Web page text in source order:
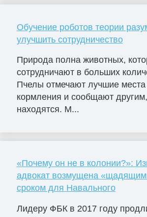
Обучение роботов теории
улучшить сотрудничество
Природа полна животных,
сотрудничают в больших
Пчелы отмечают лучшие
кормления и сообщают
находятся. М...
«Почему он не в колонии?»:
адвокат возмущена
сроком для Навального
Лидеру ФБК в 2017 году